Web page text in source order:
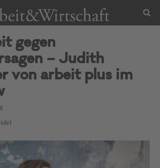
gegen
– Judith
von arbeit plus im